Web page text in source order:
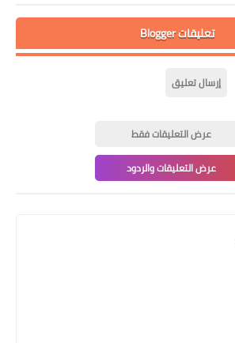
تعليقات Blogger
إرسال تعليق
عرض التعليقات فقط
عرض التعليقات والردود